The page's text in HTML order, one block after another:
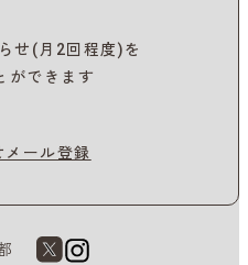
せ(月2回程度)を
ができます
メール登録